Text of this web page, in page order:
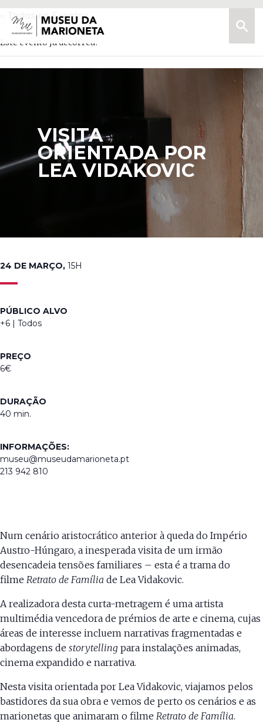
Museu
da
Marioneta
« Todos os Eventos
Este evento já decorreu.
VISITA
ORIENTADA POR
LEA VIDAKOVIC
24 DE MARÇO, 15H
PÚBLICO ALVO
+6 | Todos
PREÇO
6€
DURAÇÃO
40 min.
INFORMAÇÕES:
museu@museudamarioneta.pt
213 942 810
Num cenário aristocrático anterior à queda do Império
Austro-Húngaro, a inesperada visita de um irmão
desencadeia tensões familiares – esta é a trama do
filme Retrato de Família de Lea Vidakovic.
A realizadora desta curta-metragem é uma artista
multimédia vencedora de prémios de arte e cinema, cujas
áreas de interesse incluem narrativas fragmentadas e
abordagens de storytelling para instalações animadas,
cinema expandido e narrativa.
Nesta visita orientada por Lea Vidakovic, viajamos pelos
bastidores da sua obra e vemos de perto os cenários e as
marionetas que animaram o filme Retrato de Família.